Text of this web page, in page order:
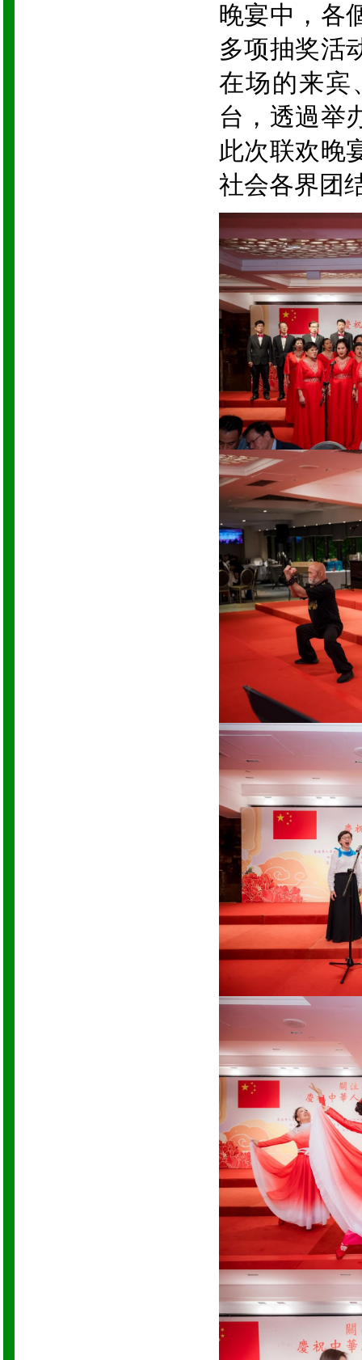
晚宴中，各
多项抽奖活
在场的来宾
台，透過举
此次联欢晚
社会各界团